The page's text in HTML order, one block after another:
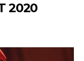
2020